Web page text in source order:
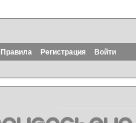
Правила Регистрация Войти